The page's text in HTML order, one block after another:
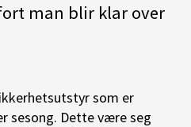
man blir klar over
som er
sesong. Dette være seg